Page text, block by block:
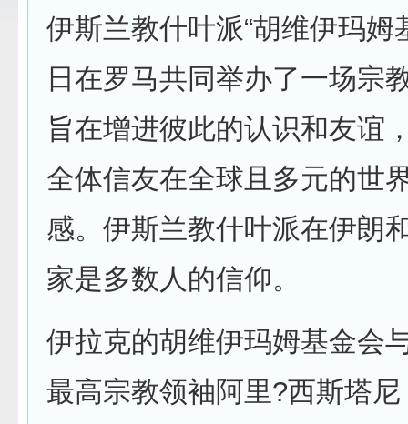
伊斯兰教什叶派“胡维伊玛姆
日在罗马共同举办了一场宗
旨在增进彼此的认识和友谊
全体信友在全球且多元的世
感。伊斯兰教什叶派在伊朗
家是多数人的信仰。
伊拉克的胡维伊玛姆基金会
最高宗教领袖阿里?西斯塔尼